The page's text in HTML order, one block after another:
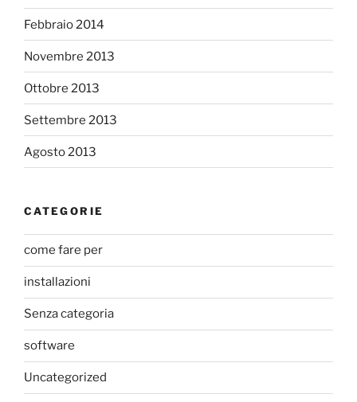
Febbraio 2014
Novembre 2013
Ottobre 2013
Settembre 2013
Agosto 2013
CATEGORIE
come fare per
installazioni
Senza categoria
software
Uncategorized